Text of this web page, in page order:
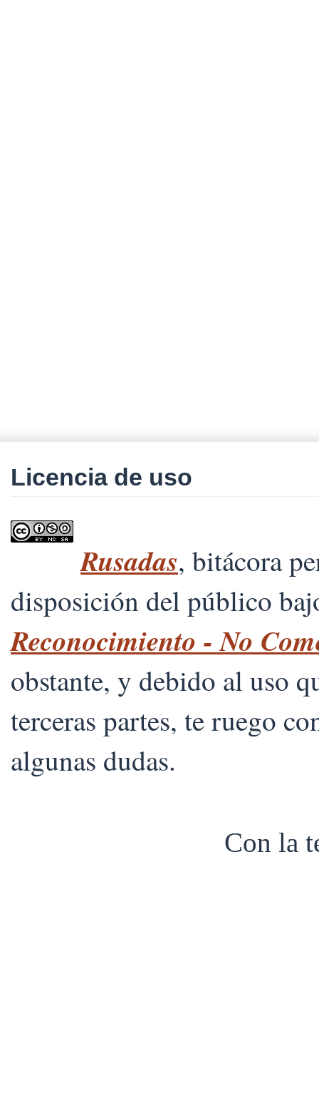
Licencia de uso
Rusadas, bitácora
disposición del público
Reconocimiento - No
obstante, y debido al uso
terceras partes, te ruego
algunas dudas.
Con la